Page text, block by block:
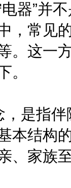
器”并
，常见
。这一
。
指伴
本结构
、家族